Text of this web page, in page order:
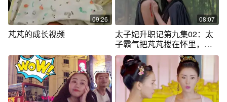
09:26
芃芃的成长视频
08:07
太子妃升职记第九集02：太
子霸气把芃芃搂在怀里，向
九王示威